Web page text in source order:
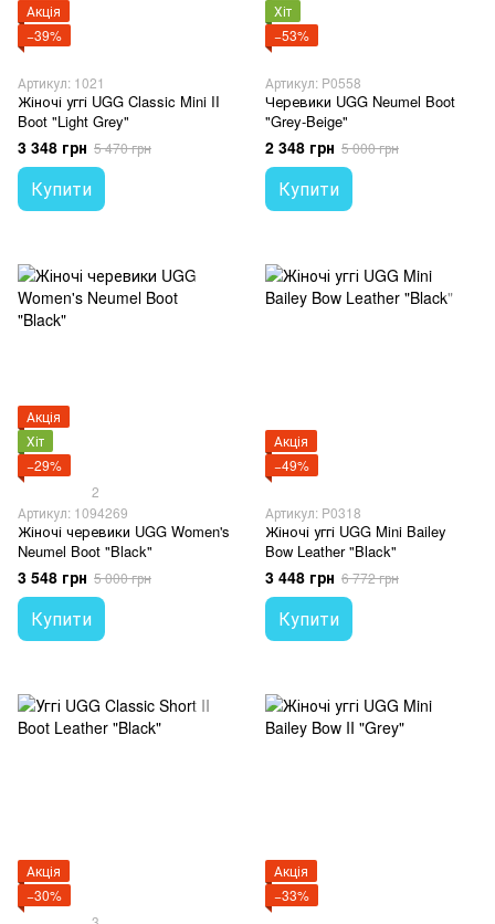
Акція
−39%
Артикул: 1021
Жіночі уггі UGG Classic Mini II
Boot "Light Grey"
3 348 грн 5 470 грн
Купити
Хіт
−53%
Артикул: P0558
Черевики UGG Neumel Boot
"Grey-Beige"
2 348 грн 5 000 грн
Купити
Акція
Хіт
−29%
2
Артикул: 1094269
Жіночі черевики UGG Women's
Neumel Boot "Black"
3 548 грн 5 000 грн
Купити
Акція
−49%
Артикул: P0318
Жіночі уггі UGG Mini Bailey
Bow Leather "Black"
3 448 грн 6 772 грн
Купити
Акція
−30%
Акція
−33%